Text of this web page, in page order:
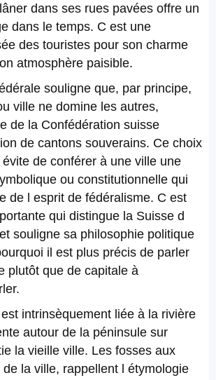
dans ses rues pavées offre un
dans le temps. C est une
des touristes pour son charme
atmosphère paisible.
souligne que, par principe,
ville ne domine les autres,
de la Confédération suisse
de cantons souverains. Ce choix
de conférer à une ville une
ou constitutionnelle qui
de l esprit de fédéralisme. C est
qui distingue la Suisse d
souligne sa philosophie politique
il est plus précis de parler
plutôt que de capitale à
intrinsèquement liée à la rivière
autour de la péninsule sur
la vieille ville. Les fosses aux
la ville, rappellent l étymologie